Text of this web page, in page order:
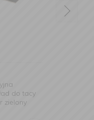
Taca Radici 53x32,5x8cm